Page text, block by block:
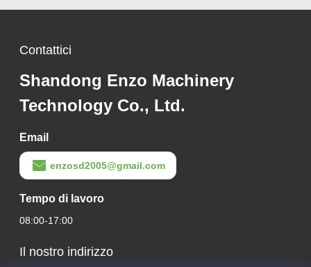
Contattici
Shandong Enzo Machinery
Technology Co., Ltd.
Email
enzosd2005@gmail.com
Tempo di lavoro
08:00-17:00
Il nostro indirizzo